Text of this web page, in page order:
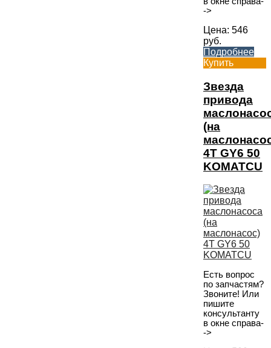
->
Цена: 546
руб.
Подробнее
Купить
Звезда
привода
(на
4T GY6 50
KOMATCU
Есть вопрос
по запчастям?
Звоните! Или
пишите
консультанту
в окне справа-
->